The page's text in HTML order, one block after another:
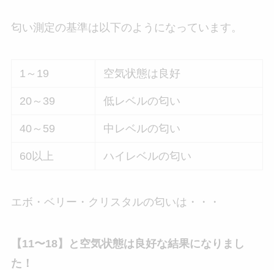
匂い測定の基準は以下のようになっています。
1～19 空気状態は良好
20～39 低レベルの匂い
40～59 中レベルの匂い
60以上 ハイレベルの匂い
エボ・ベリー・クリスタルの匂いは・・・
【11〜18】と空気状態は良好な結果になりまし
た！